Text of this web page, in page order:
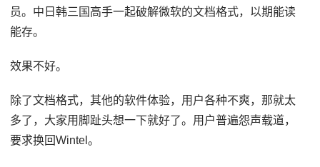
员。中日韩三国高手一起破解微软的文档格式，以期能读
能存。
效果不好。
除了文档格式，其他的软件体验，用户各种不爽，那就太
多了，大家用脚趾头想一下就好了。用户普遍怨声载道，
要求换回Wintel。